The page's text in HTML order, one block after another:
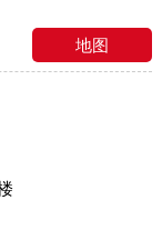
地图